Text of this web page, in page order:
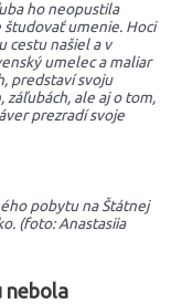
ho neopustila
študovať umenie. Hoci
cestu našiel a v
umelec a maliar
predstaví svoju
záľubách, ale aj o tom,
prezradí svoje
pobytu na Štátnej
(foto: Anastasiia
nebola